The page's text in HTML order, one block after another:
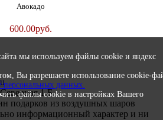
Авокадо
600.00руб.
1 Б
подарков из воздушных шаров
информационный характер и ни
мы используем файлы cookie и яндекс
Вы разрешаете использование cookie-
персональных данных.
файлы cookie в настройках Вашего